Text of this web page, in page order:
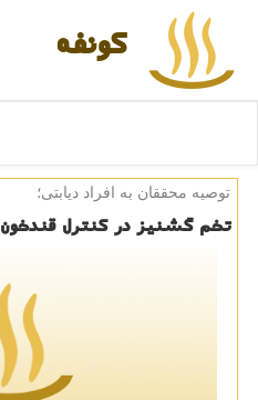
كونفه
توصیه محققان به افراد دیابتی؛
تخم گشنیز در كنترل قندخون